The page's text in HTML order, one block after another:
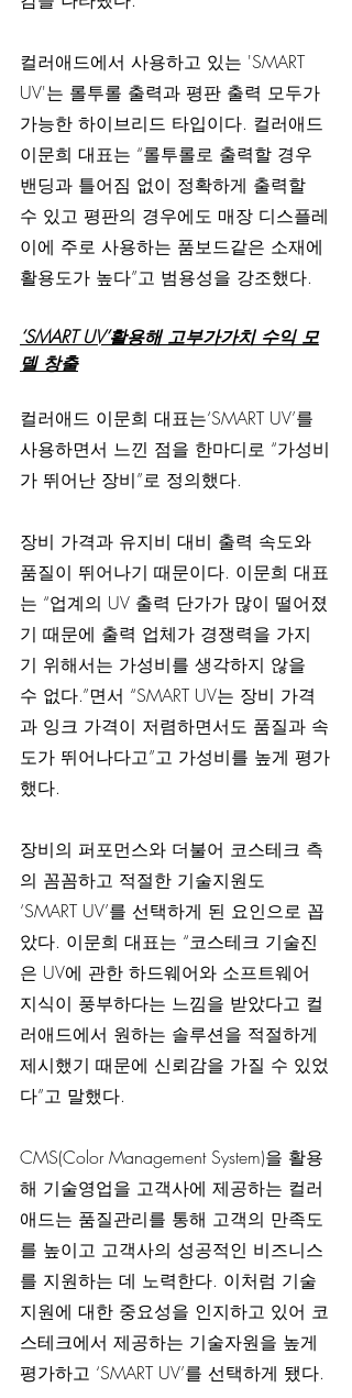
컬러애드에서 사용하고 있는 'SMART
UV'는 롤투롤 출력과 평판 출력 모두가
가능한 하이브리드 타입이다. 컬러애드
이문희 대표는 “롤투롤로 출력할 경우
밴딩과 틀어짐 없이 정확하게 출력할
수 있고 평판의 경우에도 매장 디스플레
이에 주로 사용하는 품보드같은 소재에
활용도가 높다”고 범용성을 강조했다.
‘SMART UV’활용해 고부가가치 수익 모
델 창출
컬러애드 이문희 대표는‘SMART UV’를
사용하면서 느낀 점을 한마디로 “가성비
가 뛰어난 장비”로 정의했다.
장비 가격과 유지비 대비 출력 속도와
품질이 뛰어나기 때문이다. 이문희 대표
는 “업계의 UV 출력 단가가 많이 떨어졌
기 때문에 출력 업체가 경쟁력을 가지
기 위해서는 가성비를 생각하지 않을
수 없다.”면서 “SMART UV는 장비 가격
과 잉크 가격이 저렴하면서도 품질과 속
도가 뛰어나다고”고 가성비를 높게 평가
했다.
장비의 퍼포먼스와 더불어 코스테크 측
의 꼼꼼하고 적절한 기술지원도
‘SMART UV’를 선택하게 된 요인으로 꼽
았다. 이문희 대표는 “코스테크 기술진
은 UV에 관한 하드웨어와 소프트웨어
지식이 풍부하다는 느낌을 받았다고 컬
러애드에서 원하는 솔루션을 적절하게
제시했기 때문에 신뢰감을 가질 수 있었
다”고 말했다.
CMS(Color Management System)을 활용
해 기술영업을 고객사에 제공하는 컬러
애드는 품질관리를 통해 고객의 만족도
를 높이고 고객사의 성공적인 비즈니스
를 지원하는 데 노력한다. 이처럼 기술
지원에 대한 중요성을 인지하고 있어 코
스테크에서 제공하는 기술자원을 높게
평가하고 ‘SMART UV’를 선택하게 됐다.